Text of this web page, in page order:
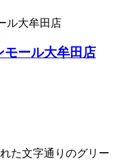
ール大牟田店
た文字通りのグリー